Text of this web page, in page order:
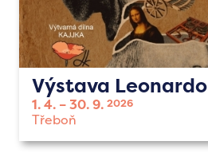
Výstava Leonardo
1. 4. 30. 9. 2026
Třeboň